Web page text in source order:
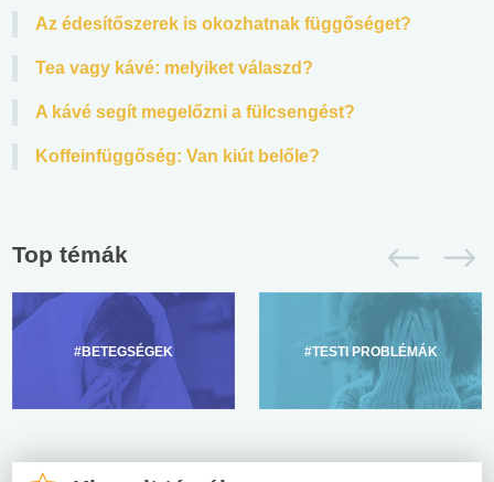
Az édesítőszerek is okozhatnak függőséget?
Tea vagy kávé: melyiket válaszd?
A kávé segít megelőzni a fülcsengést?
Koffeinfüggőség: Van kiút belőle?
Top témák
#BETEGSÉGEK #TESTI PROBLÉMÁK